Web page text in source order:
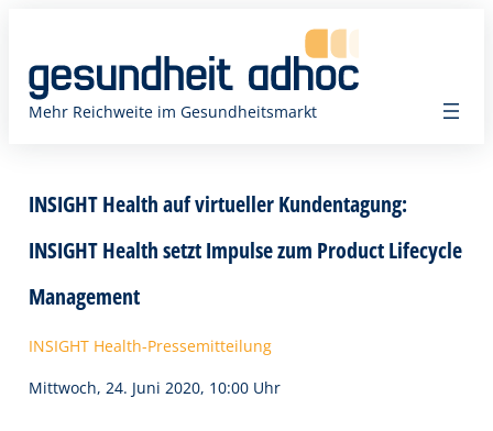
springen
Mehr Reichweite im Gesundheitsmarkt
INSIGHT Health auf virtueller Kundentagung:
INSIGHT Health setzt Impulse zum Product Lifecycle
Management
INSIGHT Health-Pressemitteilung
Mittwoch, 24. Juni 2020, 10:00 Uhr